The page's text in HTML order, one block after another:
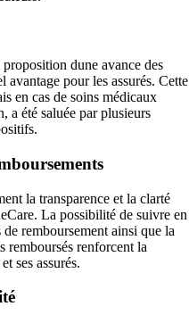
dune avance des
avantage pour les assurés. Cette
en cas de soins médicaux
a été saluée par plusieurs
la transparence et la clarté
La possibilité de suivre en
remboursement ainsi que la
remboursés renforcent la
ses assurés.